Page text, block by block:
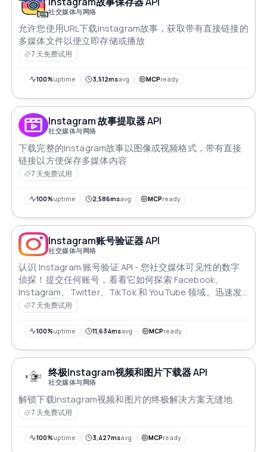
社交媒体与网络
允许您使用URL下载Instagram故事，获取带有直接链接的
多媒体文件以便立即存储或播放
7 天免费试用
100%uptime 3,512msavg MCPready
Instagram 故事提取器 API
社交媒体与网络
下载完整的Instagram故事以图像或视频格式，带有直接
链接以方便保存多媒体内容
7 天免费试用
100%uptime 2,586msavg MCPready
Instagram账号验证器 API
社交媒体与网络
认识 Instagram 账号验证 API - 您社交媒体可见性的数字
侦探！提交任何账号，看看它如何探索 Facebook、
Instagram、Twitter、TikTok 和 YouTube 领域。迅速发
现您选择的昵称是数字瑰宝还是空旷的前沿。释放即时账
7 天免费试用
100%uptime 11,634msavg MCPready
终极Instagram视频和图片下载器 API
社交媒体与网络
解锁下载Instagram视频和图片的终极解决方案无缝地
7 天免费试用
100%uptime 3,427msavg MCPready